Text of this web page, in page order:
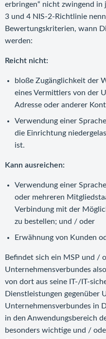
erbringen“ nicht zwingend in
3 und 4 NIS-2-Richtlinie
Bewertungskriterien, wann
werden:
Reicht nicht:
bloße Zugänglichkeit der
eines Vermittlers von der
Adresse oder anderer
Verwendung einer
die Einrichtung
ist.
Kann ausreichen:
Verwendung einer
oder mehreren
Verbindung mit der
zu bestellen; und / oder
Erwähnung von Kunden
Befindet sich ein MSP und /
Unternehmensverbundes
von dort aus seine IT-/IT-
Dienstleistungen gegenüber
Unternehmensverbundes in
in den Anwendungsbereich
besonders wichtige und /